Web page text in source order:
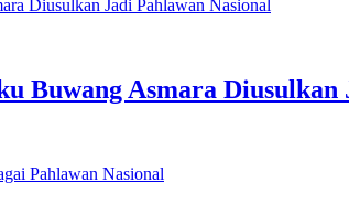
Buwang Asmara Diusulkan